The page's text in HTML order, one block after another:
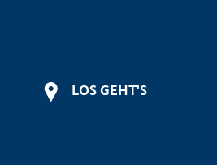
LOS GEHT'S